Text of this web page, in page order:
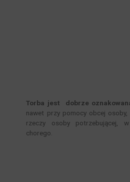
Torba jest dobrze
nawet przy pomocy obcej
rzeczy osoby potrzebującej,
chorego.